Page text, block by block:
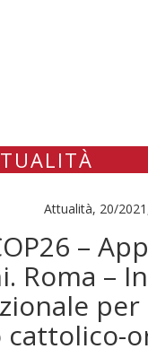
Attualità, 20/
–
Roma –
per
cattolico-